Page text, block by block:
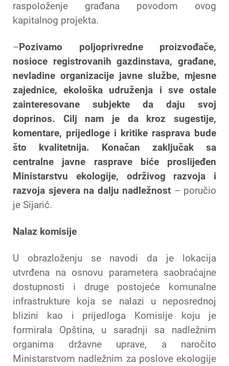
raspoloženje građana povodom ovog
kapitalnog projekta.
– Pozivamo poljoprivredne proizvođače,
nosioce registrovanih gazdinstava, građane,
nevladine organizacije javne službe, mjesne
zajednice, ekološka udruženja i sve ostale
zainteresovane subjekte da daju svoj
doprinos. Cilj nam je da kroz sugestije,
komentare, prijedloge i kritike rasprava bude
što kvalitetnija. Konačan zaključak sa
centralne javne rasprave biće proslijeđen
Ministarstvu ekologije, održivog razvoja i
razvoja sjevera na dalju nadležnost – poručio
je Sijarić.
Nalaz komisije
U obrazloženju se navodi da je lokacija
utvrđena na osnovu parametera saobraćajne
dostupnosti i druge postojeće komunalne
infrastrukture koja se nalazi u neposrednoj
blizini kao i prijedloga Komisije koju je
formirala Opština, u saradnji sa nadležnim
organima državne uprave, a naročito
Ministarstvom nadležnim za poslove ekologije